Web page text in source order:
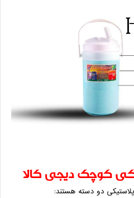
کوچک دیجی کالا
دو دسته هستند: